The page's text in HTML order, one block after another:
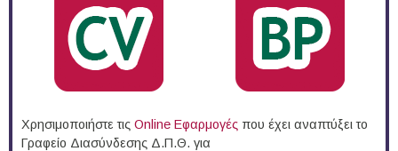
Χρησιμοποιήστε τις Online Eφαρμογές που έχει αναπτύξει το
Γραφείο Διασύνδεσης Δ.Π.Θ. για